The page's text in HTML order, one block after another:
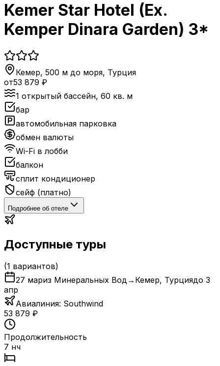
Kemer Star Hotel (Ex.
Kemper Dinara Garden) 3*
Кемер, 500 м до моря, Турция
от53 879 ₽
1 открытый бассейн, 60 кв. м
бар
автомобильная парковка
обмен валюты
Wi-Fi в лобби
балкон
сплит кондиционер
сейф (платно)
Подробнее об отеле
Доступные туры
(1 вариантов)
27 мариз Минеральных Вод → Кемер, Турциядо 3
апр
Авиалиния: Southwind
53 879 ₽
Продолжительность
7 нч